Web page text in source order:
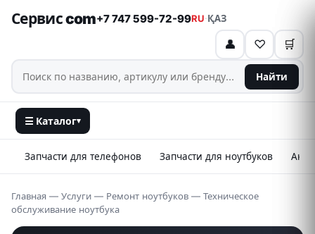
Сервис com
Найти
+7 747 599-72-99RU·ҚАЗ
👤 ♡ 🛒
☰ Каталог▾
Запчасти для телефонов Запчасти для ноутбуков
Главная — Услуги — Ремонт ноутбуков — Техническое
обслуживание ноутбука